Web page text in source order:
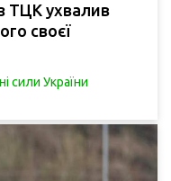
ТЦК ухвалив
своєї
сили України